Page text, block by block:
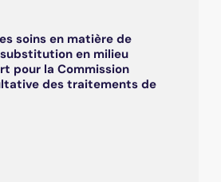
soins en matière de
en milieu
pour la Commission
des traitements de